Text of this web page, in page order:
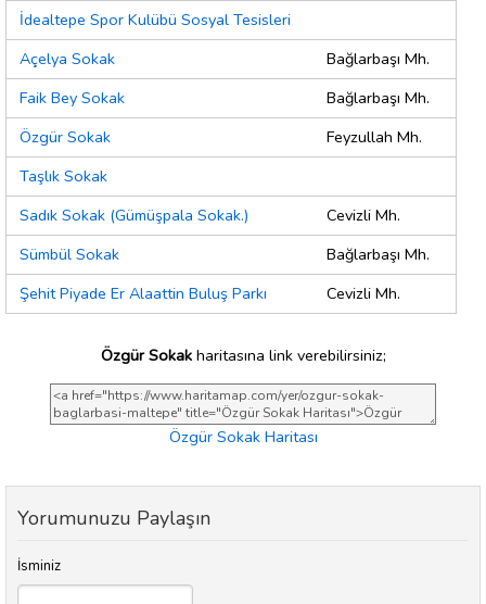
İdealtepe Spor Kulübü Sosyal Tesisleri
Açelya Sokak
Bağlarbaşı Mh.
Faik Bey Sokak
Bağlarbaşı Mh.
Özgür Sokak
Feyzullah Mh.
Taşlık Sokak
Sadık Sokak (Gümüşpala Sokak.)
Cevizli Mh.
Sümbül Sokak
Bağlarbaşı Mh.
Şehit Piyade Er Alaattin Buluş Parkı
Cevizli Mh.
Özgür Sokakharitasına link verebilirsiniz;
Özgür Sokak Haritası
Yorumunuzu Paylaşın
İsminiz